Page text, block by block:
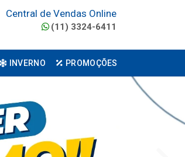
Central de Vendas Online
(11) 3324-6411
INVERNO PROMOÇÕES